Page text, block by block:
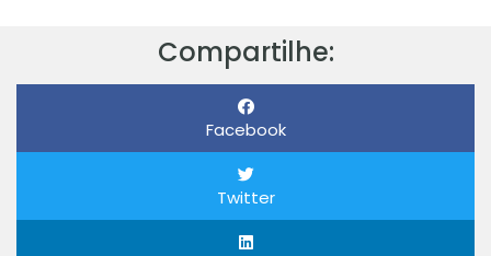
Compartilhe:
Facebook
Twitter